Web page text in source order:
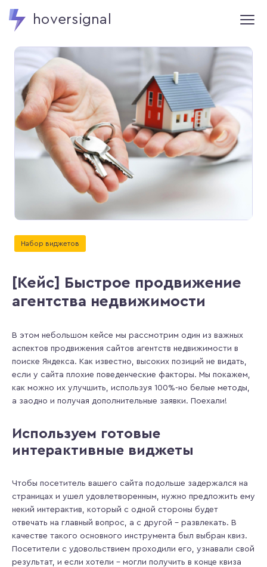
hoversignal
Набор виджетов
[Кейс] Быстрое продвижение
агентства недвижимости
В этом небольшом кейсе мы рассмотрим один из важных
аспектов продвижения сайтов агентств недвижимости в
поиске Яндекса. Как известно, высоких позиций не видать,
если у сайта плохие поведенческие факторы. Мы покажем,
как можно их улучшить, используя 100%-но белые методы,
а заодно и получая дополнительные заявки. Поехали!
Используем готовые
интерактивные виджеты
Чтобы посетитель вашего сайта подольше задержался на
страницах и ушел удовлетворенным, нужно предложить ему
некий интерактив, который с одной стороны будет
отвечать на главный вопрос, а с другой – развлекать. В
качестве такого основного инструмента был выбран квиз.
Посетители с удовольствием проходили его, узнавали свой
результат, и если хотели – могли получить в конце квиза